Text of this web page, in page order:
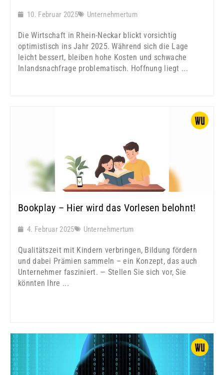
10. Februar 2025 Unternehmertum
Die Wirtschaft in Rhein-Neckar blickt vorsichtig
optimistisch ins Jahr 2025. Während sich die Lage
leicht bessert, bleiben hohe Kosten und schwache
Inlandsnachfrage problematisch. Hoffnung liegt ...
Bookplay – Hier wird das Vorlesen belohnt!
4. Februar 2025 Unternehmertum
Qualitätszeit mit Kindern verbringen, Bildung fördern
und dabei Prämien sammeln – ein Konzept, das auch
Unternehmer fasziniert. — Stellen Sie sich vor, Sie
könnten Ihre ...